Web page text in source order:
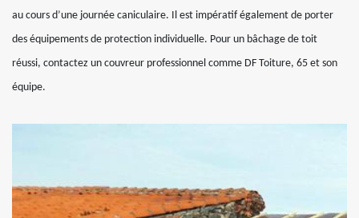
au cours d’une journée caniculaire. Il est impératif également de porter
des équipements de protection individuelle. Pour un bâchage de toit
réussi, contactez un couvreur professionnel comme DF Toiture, 65 et son
équipe.